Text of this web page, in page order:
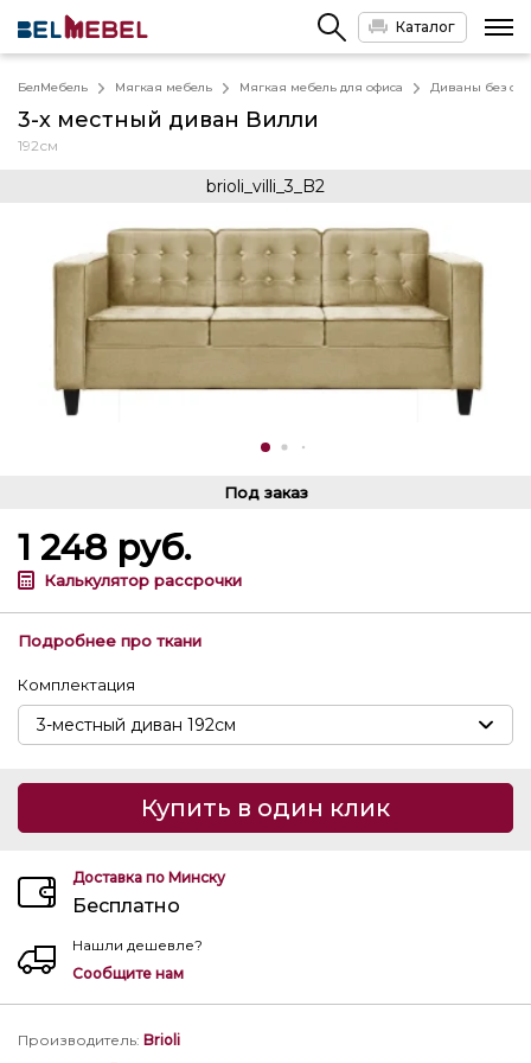
Каталог
БелМебель Мягкая мебель Мягкая мебель для офиса Диваны без
3-х местный диван Вилли
192см
brioli_villi_3_B2
Под заказ
1 248 руб.
Калькулятор рассрочки
Подробнее про ткани
Комплектация
Купить в один клик
Доставка по Минску
Бесплатно
Нашли дешевле?
Сообщите нам
Производитель: Brioli